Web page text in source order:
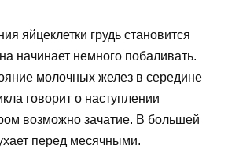
яйцеклетки грудь становится
начинает немного побаливать.
молочных желез в середине
говорит о наступлении
возможно зачатие. В большей
перед месячными.